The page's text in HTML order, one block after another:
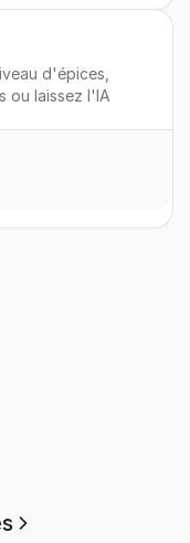
d'épices,
ou laissez l'IA